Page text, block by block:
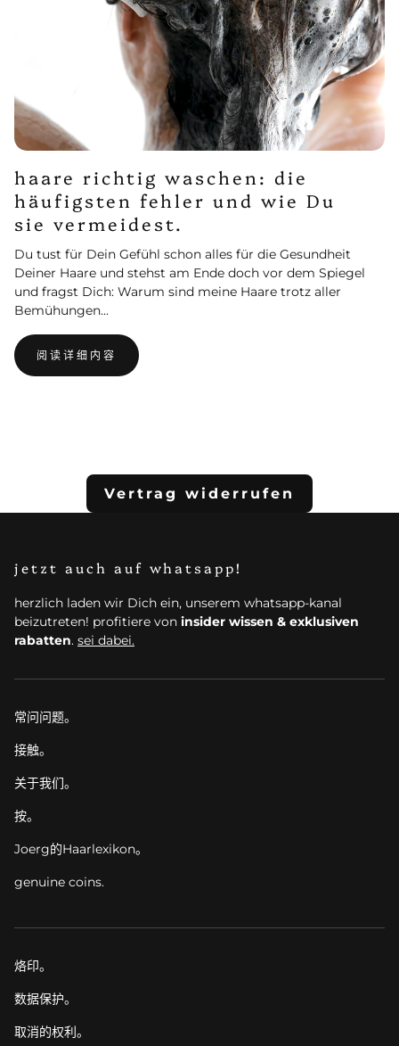
haare richtig waschen: die
häufigsten fehler und wie Du
sie vermeidest.
Du tust für Dein Gefühl schon alles für die Gesundheit
Deiner Haare und stehst am Ende doch vor dem Spiegel
und fragst Dich: Warum sind meine Haare trotz aller
Bemühungen...
阅读详细内容
Vertrag widerrufen
jetzt auch auf whatsapp!
herzlich laden wir Dich ein, unserem whatsapp-kanal
beizutreten! profitiere von insider wissen & exklusiven
rabatten. sei dabei.
常问问题。
接触。
关于我们。
按。
Joerg的Haarlexikon。
genuine coins.
烙印。
数据保护。
取消的权利。